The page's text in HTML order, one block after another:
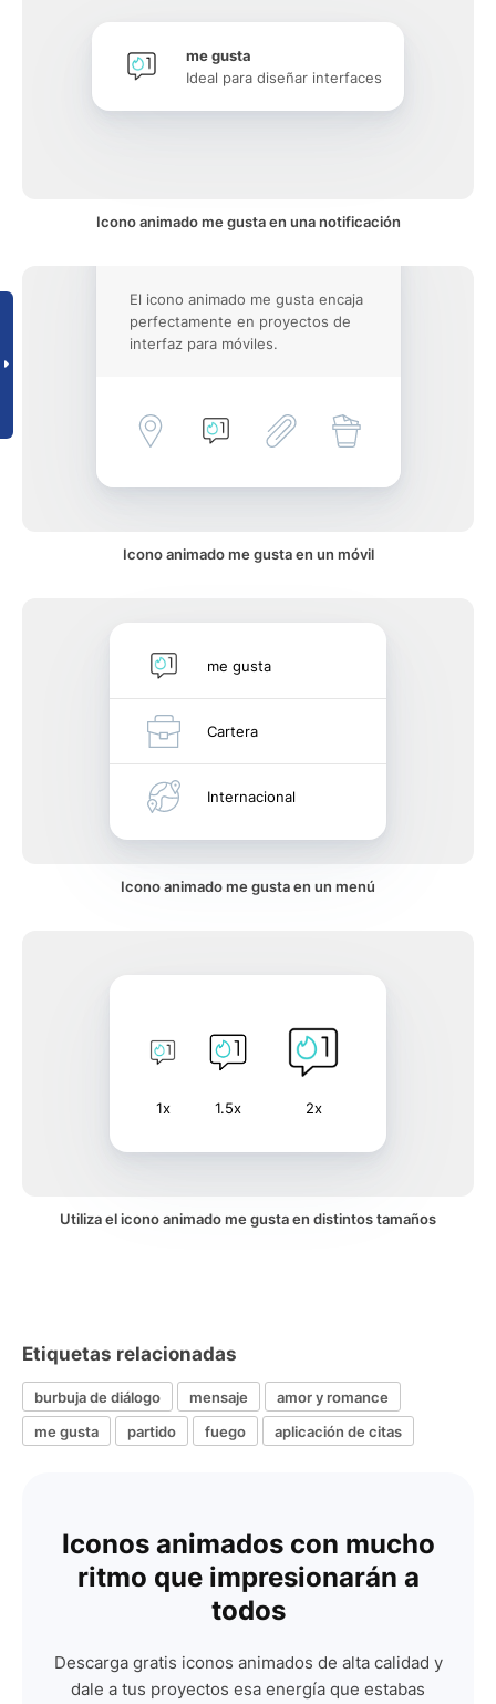
me gusta
Ideal para diseñar interfaces
Icono animado me gusta en una notificación
El icono animado me gusta encaja
perfectamente en proyectos de
interfaz para móviles.
Icono animado me gusta en un móvil
me gusta
Cartera
Internacional
Icono animado me gusta en un menú
1x 1.5x 2x
Utiliza el icono animado me gusta en distintos tamaños
Etiquetas relacionadas
burbuja de diálogo mensaje
amor y romance
me gusta
partido fuego aplicación de citas
Iconos animados con mucho
ritmo que impresionarán a
todos
Descarga gratis iconos animados de alta calidad y
dale a tus proyectos esa energía que estabas